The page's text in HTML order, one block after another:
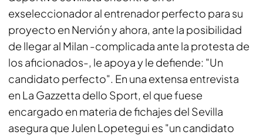
exseleccionador al entrenador perfecto para su
proyecto en Nervión y ahora, ante la posibilidad
de llegar al Milan -complicada ante la protesta de
los aficionados-, le apoya y le defiende: "Un
candidato perfecto". En una extensa entrevista
en La Gazzetta dello Sport, el que fuese
encargado en materia de fichajes del Sevilla
asegura que Julen Lopetegui es "un candidato